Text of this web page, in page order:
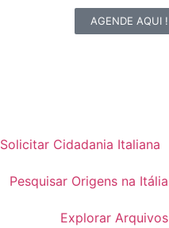
AGENDE AQUI !
Solicitar Cidadania Italiana
Pesquisar Origens na Itália
Explorar Arquivos